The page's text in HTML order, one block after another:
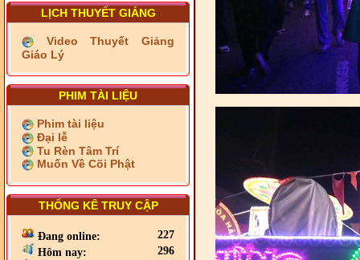
LỊCH THUYẾT GIẢNG
Video Thuyết Giảng
Giáo Lý
PHIM TÀI LIỆU
Phim tài liệu
Đại lễ
Tu Rèn Tâm Trí
Muốn Về Cõi Phật
THỐNG KÊ TRUY CẬP
Đang online:
227
Hôm nay:
296